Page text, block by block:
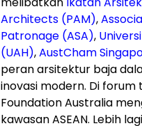
Architects (PAM),
Patronage (ASA),
(UAH),AustCham
peran arsitektur baja
inovasi modern. Di forum
Foundation Australia
kawasan ASEAN. Lebih